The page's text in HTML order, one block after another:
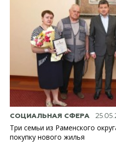
СОЦИАЛЬНАЯ СФЕРА
Три семьи из Раменского
покупку нового жилья